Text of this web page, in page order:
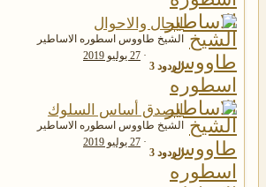
الحال والاحوال
الشيخ طاووس اسطوره الاساطير
الردود 3
27 يوليو 2019
الصدق أساس السلوك
الشيخ طاووس اسطوره الاساطير
الردود 3
27 يوليو 2019